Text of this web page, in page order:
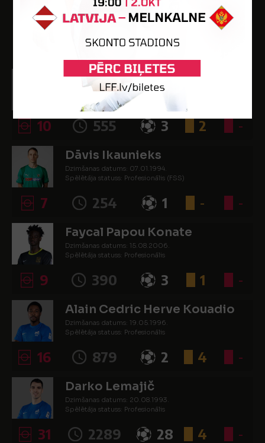
34 2526 2 4
Ismael Diomande
Dzimšanas datums: 07.12.2003.
Spēlētāja statuss: Profesionālis (FSS)
10 555 3 2 -
Dāvis Ikaunieks
Dzimšanas datums: 07.01.1994.
Spēlētāja statuss: Profesionālis (FSS)
7 254 1 - -
Faycal Papou Konate
Dzimšanas datums: 15.08.2006.
Spēlētāja statuss: Profesionālis
9 390 3 1 -
Alain Cedric Herve Kouadio
Dzimšanas datums: 19.05.1996.
Spēlētāja statuss: Profesionālis
16 879 2 4 -
Darko Lemajič
Dzimšanas datums: 20.08.1993.
Spēlētāja statuss: Profesionālis
31 2289 28 4 -